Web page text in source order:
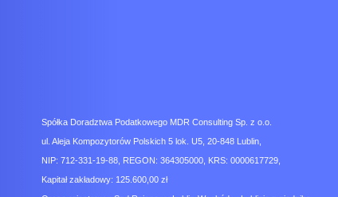
Spółka Doradztwa Podatkowego MDR Consulting Sp. z o.o.
ul. Aleja Kompozytorów Polskich 5 lok. U5, 20-848 Lublin,
NIP: 712-331-19-88, REGON: 364305000, KRS: 0000617729,
Kapitał zakładowy: 125.600,00 zł